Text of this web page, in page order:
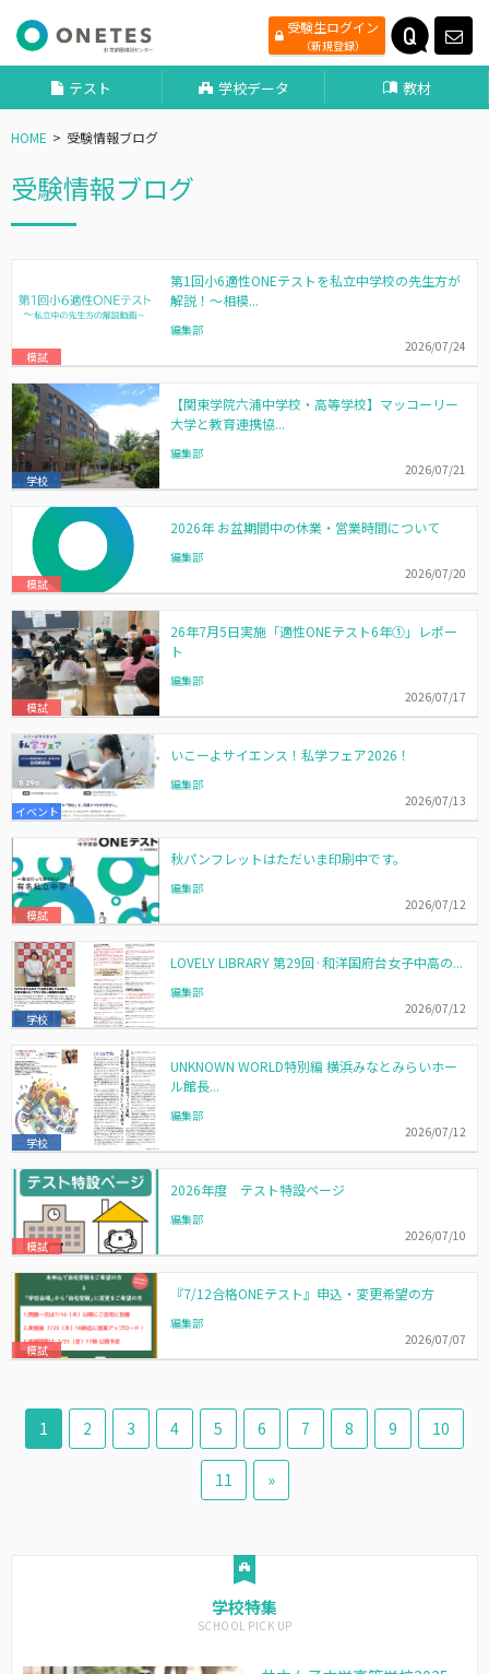
受験生ログイン
（新規登録）
テスト 学校データ 教材
HOME 受験情報ブログ
受験情報ブログ
模試
第1回小6適性ONEテストを私立中学校の先生方が
解説！～相模...
編集部
2026/07/24
学校
【関東学院六浦中学校・高等学校】マッコーリー
大学と教育連携協...
編集部
2026/07/21
模試
2026年 お盆期間中の休業・営業時間について
編集部
2026/07/20
模試
26年7月5日実施「適性ONEテスト6年①」レポー
ト
編集部
2026/07/17
イベント
いこーよサイエンス！私学フェア2026！
編集部
2026/07/13
模試
秋パンフレットはただいま印刷中です。
編集部
2026/07/12
学校
LOVELY LIBRARY 第29回·和洋国府台女子中高の...
編集部
2026/07/12
学校
UNKNOWN WORLD特別編 横浜みなとみらいホー
ル館長...
編集部
2026/07/12
模試
2026年度 テスト特設ページ
編集部
2026/07/10
模試
『7/12合格ONEテスト』申込・変更希望の方
編集部
2026/07/07
1 2 3 4 5 6 7 8 9 10
11 »
学校特集